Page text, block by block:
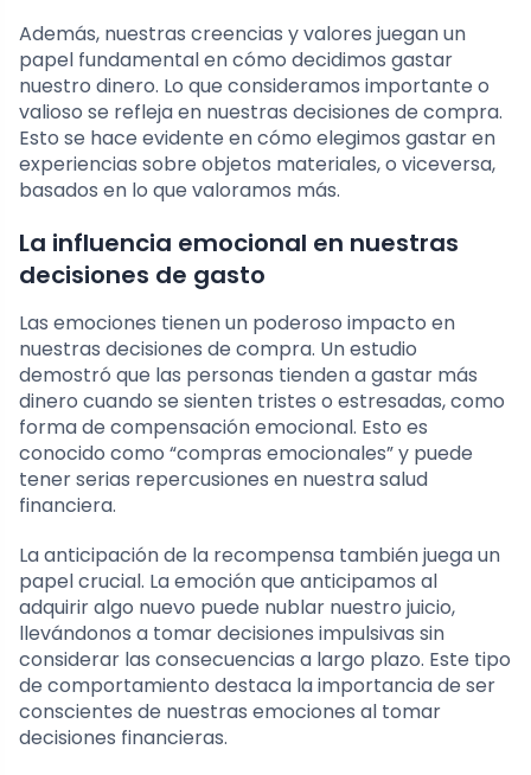
Además, nuestras creencias y valores juegan un
papel fundamental en cómo decidimos gastar
nuestro dinero. Lo que consideramos importante o
valioso se refleja en nuestras decisiones de compra.
Esto se hace evidente en cómo elegimos gastar en
experiencias sobre objetos materiales, o viceversa,
basados en lo que valoramos más.
La influencia emocional en nuestras
decisiones de gasto
Las emociones tienen un poderoso impacto en
nuestras decisiones de compra. Un estudio
demostró que las personas tienden a gastar más
dinero cuando se sienten tristes o estresadas, como
forma de compensación emocional. Esto es
conocido como “compras emocionales” y puede
tener serias repercusiones en nuestra salud
financiera.
La anticipación de la recompensa también juega un
papel crucial. La emoción que anticipamos al
adquirir algo nuevo puede nublar nuestro juicio,
llevándonos a tomar decisiones impulsivas sin
considerar las consecuencias a largo plazo. Este tipo
de comportamiento destaca la importancia de ser
conscientes de nuestras emociones al tomar
decisiones financieras.